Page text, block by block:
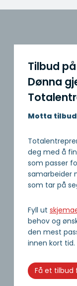
Tilbud
Dønna
Motta
deg med å
som passer
samarbeider
som tar på
Fyll ut
behov og
den mest
innen kort tid.
Få et tilbud